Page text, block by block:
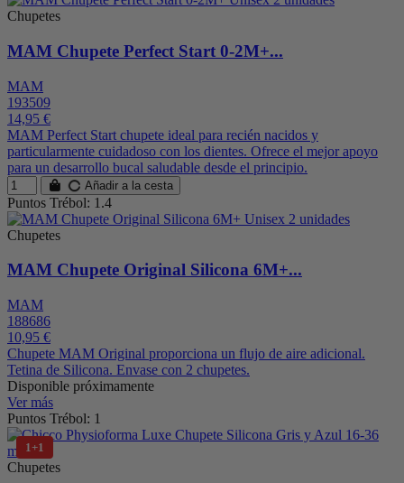
Chupetes
MAM Chupete Perfect Start 0-2M+...
MAM
193509
14,95 €
MAM Perfect Start chupete ideal para recién nacidos y
particularmente cuidadoso con los dientes. Ofrece el mejor apoyo
para un desarrollo bucal saludable desde el principio.
Añadir a la cesta
Puntos Trébol: 1.4
Chupetes
MAM Chupete Original Silicona 6M+...
MAM
188686
10,95 €
Chupete MAM Original proporciona un flujo de aire adicional.
Tetina de Silicona. Envase con 2 chupetes.
Disponible próximamente
Ver más
Puntos Trébol: 1
1+1
Chupetes